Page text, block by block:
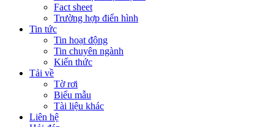
Fact sheet
Trường hợp điển hình
Tin tức
Tin hoạt động
Tin chuyên ngành
Kiến thức
Tải về
Tờ rơi
Biểu mẫu
Tài liệu khác
Liên hệ